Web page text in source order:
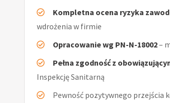
Kompletna ocena ryzyka
wdrożenia w firmie
Opracowanie wg PN-N-18002–
Pełna zgodność z
Inspekcję Sanitarną
Pewność pozytywnego